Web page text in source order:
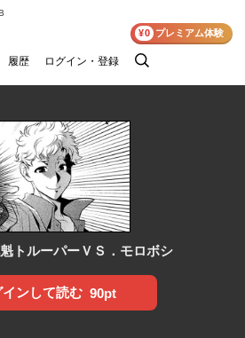
履歴 ログイン・登録
検
¥0 プレミアム体験
トルーパーＶＳ．モロボシ
インして読む 90pt